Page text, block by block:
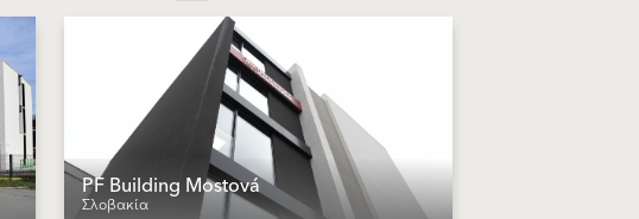
PF Building Mostová
Σλοβακία